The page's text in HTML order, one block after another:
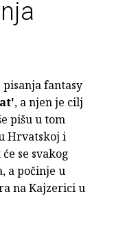
fantasy
, a njen je cilj
pišu u tom
Hrvatskoj i
se svakog
a počinje u
na Kajzerici u